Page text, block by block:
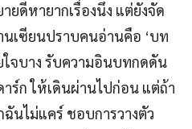
ยดีหายากเรื่องนึง แต่ยังจัด
นเซียนปราบคนอ่านคือ ‘บท
ใจบาง รับความอินบทกดดัน
ร์ก ให้เดินผ่านไปก่อน แต่ถ้า
ฉันไม่แคร์ ชอบการวางตัว